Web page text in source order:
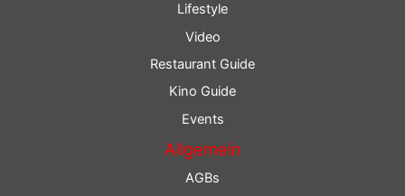
Lifestyle
Video
Restaurant Guide
Kino Guide
Events
Allgemein
AGBs